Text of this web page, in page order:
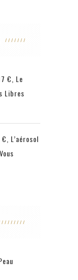
€, Le
Libres
L’aérosol